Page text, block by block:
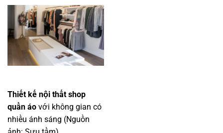
Thiết kế nội thất shop
quần áo với không gian có
nhiều ánh sáng (Nguồn